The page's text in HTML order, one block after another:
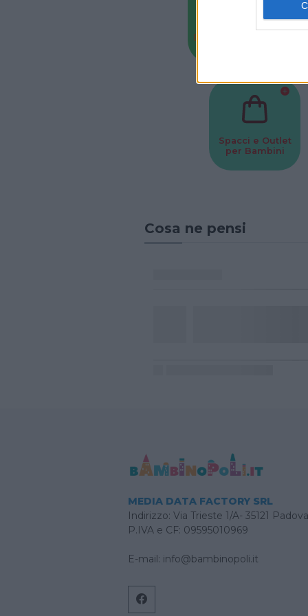
Baby Sitter
Spacci e Outlet
per Bambini
Cosa ne pensi
MEDIA DATA FACTORY SRL
Indirizzo: Via Trieste 1/A- 35121 Padova
P.IVA e CF: 09595010969
E-mail: info@bambinopoli.it